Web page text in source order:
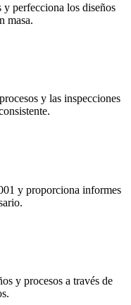
y perfecciona los diseños
masa.
y las inspecciones
y proporciona informes
y procesos a través de